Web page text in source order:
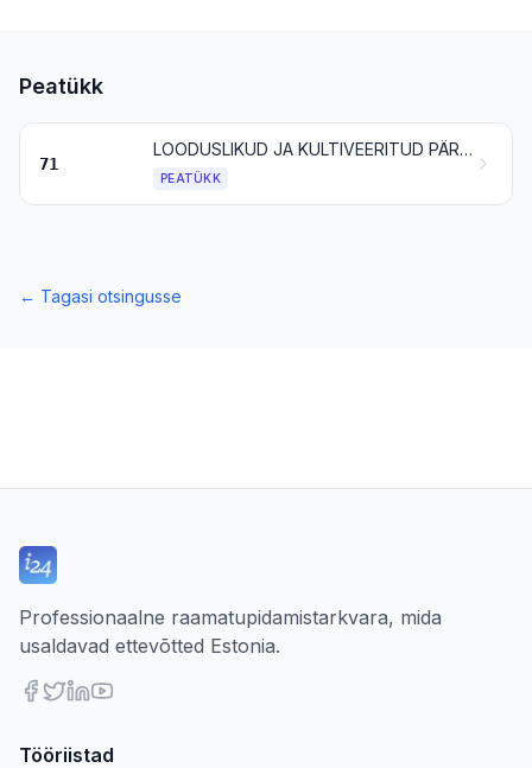
Peatükk
71
LOODUSLIKUD JA KULTIVEERITUD PÄRLID, VÄÄRIS- JA POOLVÄÄRISKIVID, VÄÄRISMETALLID, VÄÄRISMETALLIGA PLAKEERITUD METALLID, NENDEST VALMISTATUD TOOTED; JUVEELTOODETE IMITATSIOONID; MÜNDID
PEATÜKK
← Tagasi otsingusse
Professionaalne raamatupidamistarkvara, mida
usaldavad ettevõtted Estonia.
Tööriistad